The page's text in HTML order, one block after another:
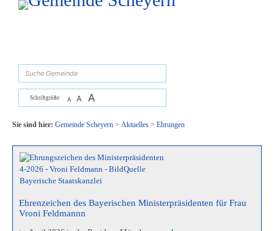
Zum Inhalt, zur Navigationoder zur Startseite springen.
Schriftgröße A A A
Sie sind hier: Gemeinde Scheyern> Aktuelles> Ehrungen
Ehrenzeichen des Bayerischen Ministerpräsidenten für Frau
Vroni Feldmannn